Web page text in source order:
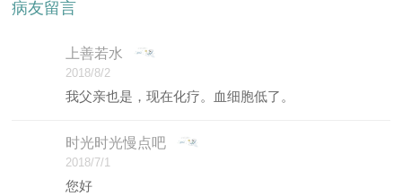
病友留言
上善若水
2018/8/2
我父亲也是，现在化疗。血细胞低了。
时光时光慢点吧
2018/7/1
您好